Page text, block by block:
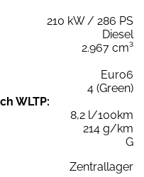
210 kW / 286 PS
Diesel
2.967 cm³
Euro6
4 (Green)
WLTP:
8,2 l/100km
214 g/km
G
Zentrallager